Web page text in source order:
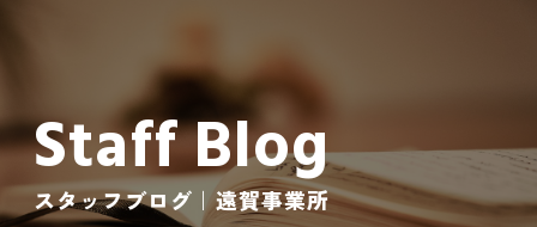
活動内容
ご利用までの流れ
Staff Blog
スタッフブログ｜遠賀事業所